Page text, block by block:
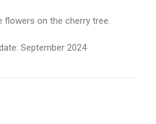
flowers on the cherry tree.
September 2024